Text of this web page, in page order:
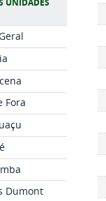
UNIDADES
Fora
Dumont